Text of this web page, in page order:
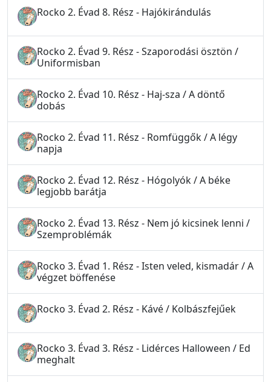
Rocko 2. Évad 8. Rész - Hajókirándulás
Rocko 2. Évad 9. Rész - Szaporodási ösztön /
Uniformisban
Rocko 2. Évad 10. Rész - Haj-sza / A döntő
dobás
Rocko 2. Évad 11. Rész - Romfüggők / A légy
napja
Rocko 2. Évad 12. Rész - Hógolyók / A béke
legjobb barátja
Rocko 2. Évad 13. Rész - Nem jó kicsinek lenni /
Szemproblémák
Rocko 3. Évad 1. Rész - Isten veled, kismadár / A
végzet böffenése
Rocko 3. Évad 2. Rész - Kávé / Kolbászfejűek
Rocko 3. Évad 3. Rész - Lidérces Halloween / Ed
meghalt